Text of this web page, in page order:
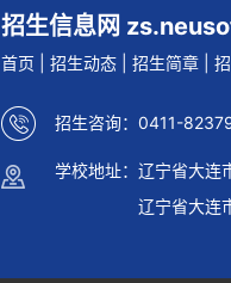
招生信息网
首页 招生动态 招生简章
招生咨询：0411-
学校地址：辽宁省大连
辽宁省大连市高新